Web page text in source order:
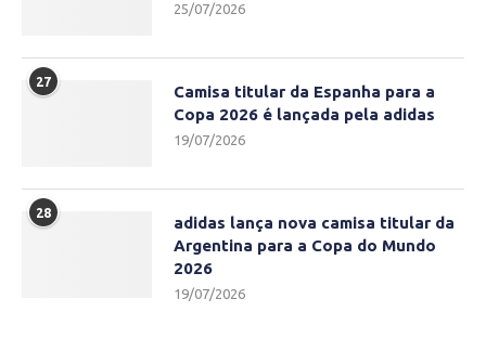
25/07/2026
27
Camisa titular da Espanha para a
Copa 2026 é lançada pela adidas
19/07/2026
28
adidas lança nova camisa titular da
Argentina para a Copa do Mundo
2026
19/07/2026